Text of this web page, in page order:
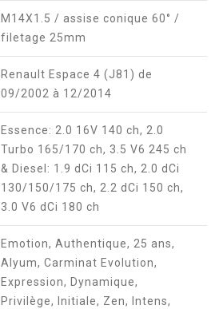
M14X1.5 / assise conique 60° /
filetage 25mm
Renault Espace 4 (J81) de
09/2002 à 12/2014
Essence: 2.0 16V 140 ch, 2.0
Turbo 165/170 ch, 3.5 V6 245 ch
& Diesel: 1.9 dCi 115 ch, 2.0 dCi
130/150/175 ch, 2.2 dCi 150 ch,
3.0 V6 dCi 180 ch
Emotion, Authentique, 25 ans,
Alyum, Carminat Evolution,
Expression, Dynamique,
Privilège, Initiale, Zen, Intens,